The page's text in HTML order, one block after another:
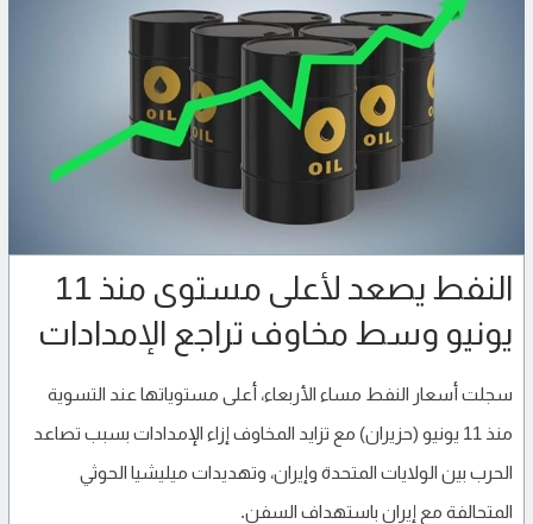
النفط يصعد لأعلى مستوى منذ 11
يونيو وسط مخاوف تراجع الإمدادات
سجلت أسعار النفط مساء الأربعاء، أعلى مستوياتها عند التسوية
منذ 11 يونيو (حزيران) مع تزايد المخاوف إزاء الإمدادات بسبب تصاعد
الحرب بين الولايات المتحدة وإيران، وتهديدات ميليشيا الحوثي
المتحالفة مع إيران باستهداف السفن.